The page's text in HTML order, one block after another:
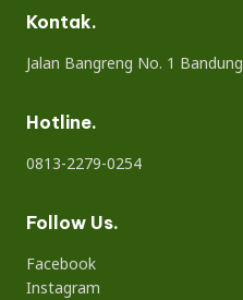
Kontak.
Jalan Bangreng No. 1 Bandung
Hotline.
0813-2279-0254
Follow Us.
Facebook
Instagram